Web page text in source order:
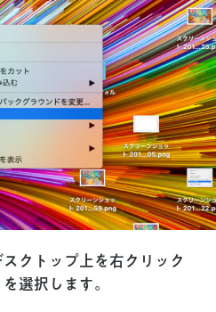
スクトップ上を右クリック
選択します。